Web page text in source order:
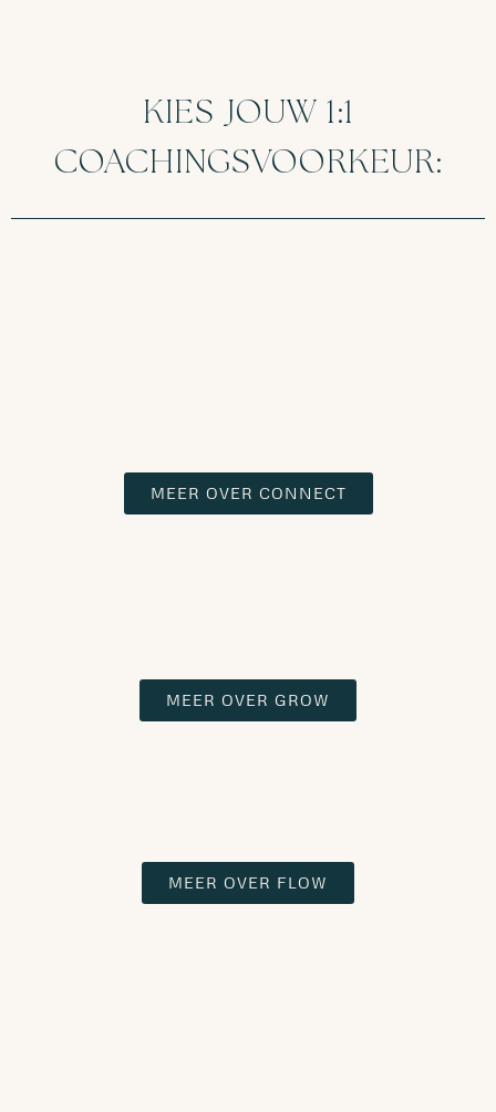
KIES JOUW 1:1
COACHINGSVOORKEUR:
MEER OVER CONNECT
MEER OVER GROW
MEER OVER FLOW